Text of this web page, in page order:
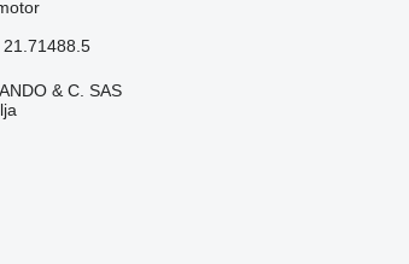
& C. SAS